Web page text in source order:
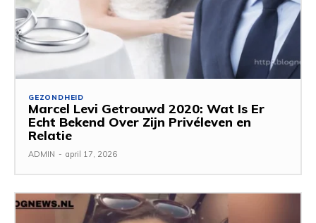
GEZONDHEID
Marcel Levi Getrouwd 2020: Wat Is Er
Echt Bekend Over Zijn Privéleven en
Relatie
ADMIN - april 17, 2026